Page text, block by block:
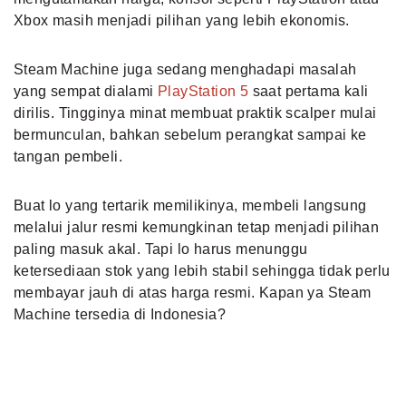
Xbox masih menjadi pilihan yang lebih ekonomis.
Steam Machine juga sedang menghadapi masalah
yang sempat dialami PlayStation 5 saat pertama kali
dirilis. Tingginya minat membuat praktik scalper mulai
bermunculan, bahkan sebelum perangkat sampai ke
tangan pembeli.
Buat lo yang tertarik memilikinya, membeli langsung
melalui jalur resmi kemungkinan tetap menjadi pilihan
paling masuk akal. Tapi lo harus menunggu
ketersediaan stok yang lebih stabil sehingga tidak perlu
membayar jauh di atas harga resmi. Kapan ya Steam
Machine tersedia di Indonesia?